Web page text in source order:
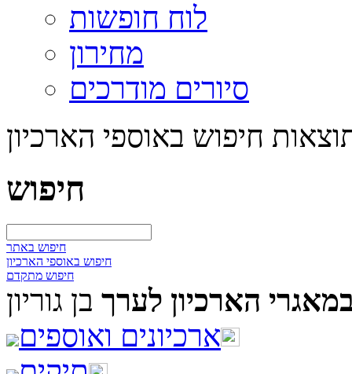
לוח חופשות
מחירון
סיורים מודרכים
חיפוש באוספי הארכיון
חיפוש
חיפוש באתר
חיפוש באוספי הארכיון
חיפוש מתקדם
הארכיון לערך בן גוריון
ארכיונים ואוספים